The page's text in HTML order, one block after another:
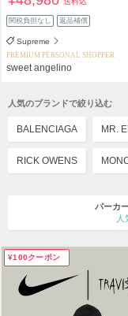
関税負担なし 返品補償
Supreme
PREMIUM PERSONAL SHOPPER
sweet angelino
人気のブランドで絞り込む
BALENCIAGA MR.
RICK OWENS
パーカ
¥100クーポン